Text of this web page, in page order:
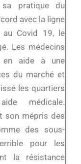
pratique du
avec la ligne
au Covid 19, le
Les médecins
en aide à une
du marché et
les quartiers
médicale.
son mépris des
des sous-
pour les
la résistance